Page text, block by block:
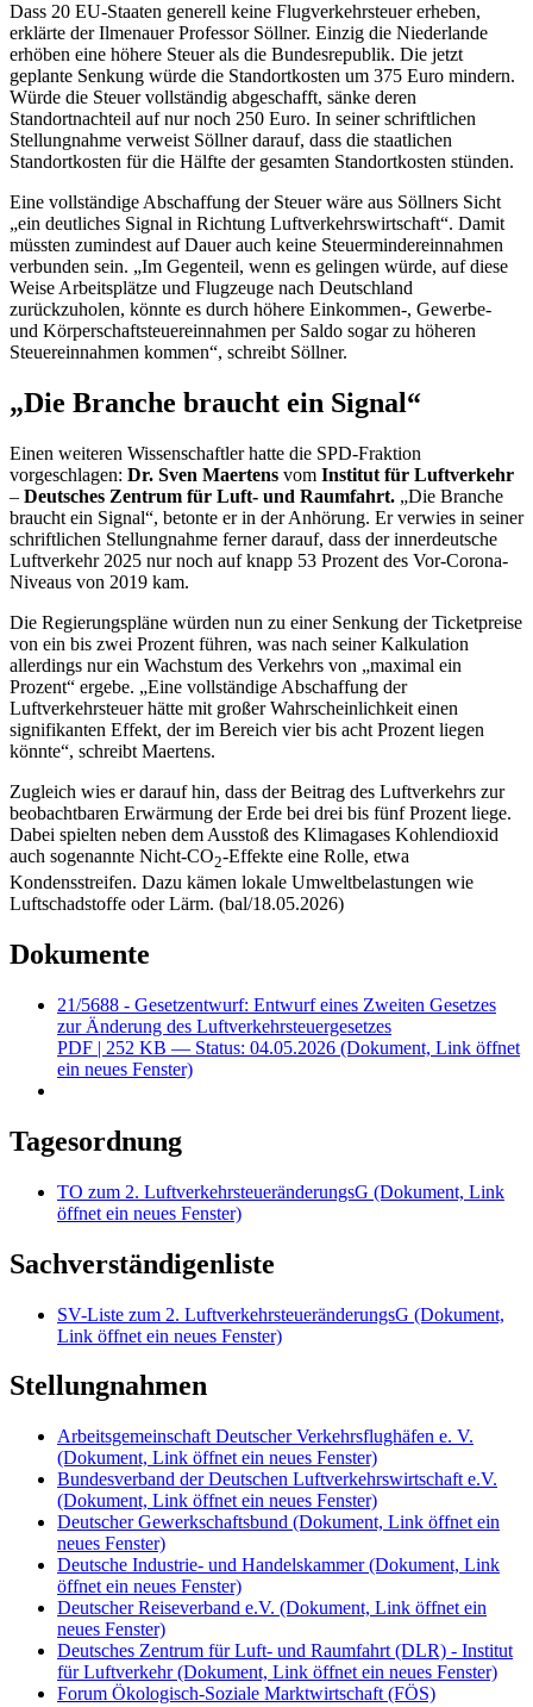
Dass 20 EU-Staaten generell keine Flugverkehrsteuer erheben,
erklärte der Ilmenauer Professor Söllner. Einzig die Niederlande
erhöben eine höhere Steuer als die Bundesrepublik. Die jetzt
geplante Senkung würde die Standortkosten um 375 Euro mindern.
Würde die Steuer vollständig abgeschafft, sänke deren
Standortnachteil auf nur noch 250 Euro. In seiner schriftlichen
Stellungnahme verweist Söllner darauf, dass die staatlichen
Standortkosten für die Hälfte der gesamten Standortkosten stünden.
Eine vollständige Abschaffung der Steuer wäre aus Söllners Sicht
„ein deutliches Signal in Richtung Luftverkehrswirtschaft“. Damit
müssten zumindest auf Dauer auch keine Steuermindereinnahmen
verbunden sein. „Im Gegenteil, wenn es gelingen würde, auf diese
Weise Arbeitsplätze und Flugzeuge nach Deutschland
zurückzuholen, könnte es durch höhere Einkommen-, Gewerbe-
und Körperschaftsteuereinnahmen per Saldo sogar zu höheren
Steuereinnahmen kommen“, schreibt Söllner.
„Die Branche braucht ein Signal“
Einen weiteren Wissenschaftler hatte die SPD-Fraktion
vorgeschlagen: Dr. Sven Maertens vom Institut für Luftverkehr
– Deutsches Zentrum für Luft- und Raumfahrt. „Die Branche
braucht ein Signal“, betonte er in der Anhörung. Er verwies in seiner
schriftlichen Stellungnahme ferner darauf, dass der innerdeutsche
Luftverkehr 2025 nur noch auf knapp 53 Prozent des Vor-Corona-
Niveaus von 2019 kam.
Die Regierungspläne würden nun zu einer Senkung der Ticketpreise
von ein bis zwei Prozent führen, was nach seiner Kalkulation
allerdings nur ein Wachstum des Verkehrs von „maximal ein
Prozent“ ergebe. „Eine vollständige Abschaffung der
Luftverkehrsteuer hätte mit großer Wahrscheinlichkeit einen
signifikanten Effekt, der im Bereich vier bis acht Prozent liegen
könnte“, schreibt Maertens.
Zugleich wies er darauf hin, dass der Beitrag des Luftverkehrs zur
beobachtbaren Erwärmung der Erde bei drei bis fünf Prozent liege.
Dabei spielten neben dem Ausstoß des Klimagases Kohlendioxid
auch sogenannte Nicht-CO2-Effekte eine Rolle, etwa
Kondensstreifen. Dazu kämen lokale Umweltbelastungen wie
Luftschadstoffe oder Lärm. (bal/18.05.2026)
Dokumente
21/5688 - Gesetzentwurf: Entwurf eines Zweiten Gesetzes
zur Änderung des Luftverkehrsteuergesetzes
PDF | 252 KB — Status: 04.05.2026 (Dokument, Link öffnet
ein neues Fenster)
Tagesordnung
TO zum 2. LuftverkehrsteueränderungsG (Dokument, Link
öffnet ein neues Fenster)
Sachverständigenliste
SV-Liste zum 2. LuftverkehrsteueränderungsG (Dokument,
Link öffnet ein neues Fenster)
Stellungnahmen
Arbeitsgemeinschaft Deutscher Verkehrsflughäfen e. V.
(Dokument, Link öffnet ein neues Fenster)
Bundesverband der Deutschen Luftverkehrswirtschaft e.V.
(Dokument, Link öffnet ein neues Fenster)
Deutscher Gewerkschaftsbund (Dokument, Link öffnet ein
neues Fenster)
Deutsche Industrie- und Handelskammer(Dokument, Link
öffnet ein neues Fenster)
Deutscher Reiseverband e.V. (Dokument, Link öffnet ein
neues Fenster)
Deutsches Zentrum für Luft- und Raumfahrt (DLR) - Institut
für Luftverkehr(Dokument, Link öffnet ein neues Fenster)
Forum Ökologisch-Soziale Marktwirtschaft (FÖS)